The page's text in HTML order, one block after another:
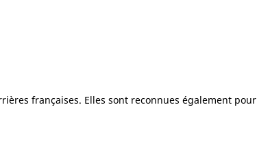
françaises. Elles sont reconnues également pour